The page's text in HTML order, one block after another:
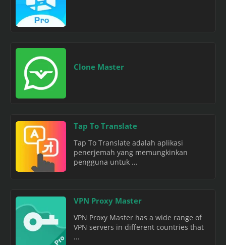
Clone Master
Tap To Translate
Tap To Translate adalah aplikasi
penerjemah yang memungkinkan
pengguna untuk ...
VPN Proxy Master
VPN Proxy Master has a wide range of
VPN servers in different countries that
...